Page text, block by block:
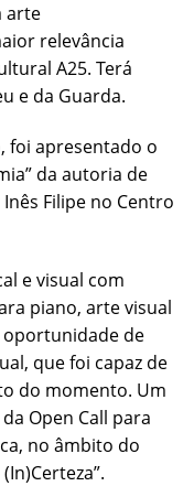
arte
relevância
A25. Terá
e da Guarda.
foi apresentado o
da autoria de
Filipe no Centro
e visual com
piano, arte visual
de
que foi capaz de
do momento. Um
Open Call para
no âmbito do